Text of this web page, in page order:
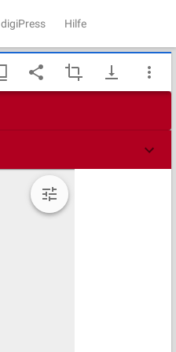
digiPress Hilfe